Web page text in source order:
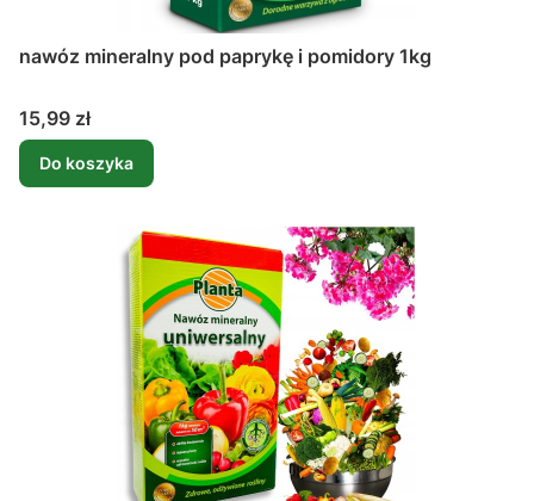
nawóz mineralny pod paprykę i pomidory 1kg
Cena
15,99 zł
Do koszyka